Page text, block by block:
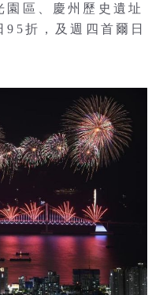
園區、慶州歷史遺址
折，及週四首爾日